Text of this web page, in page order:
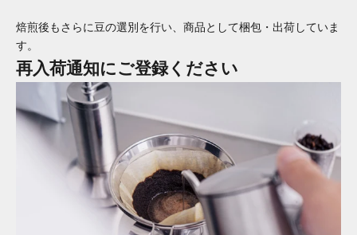
焙煎後もさらに豆の選別を行い、商品として梱包・出荷していま
す。
再入荷通知にご登録ください